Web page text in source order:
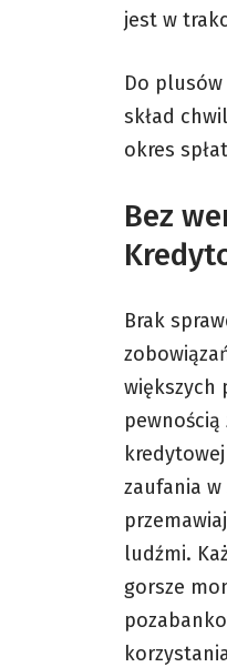
jest w
Do plusów
skład
okres
Bez
Brak
większych
zaufania
ludźmi.
gorsze